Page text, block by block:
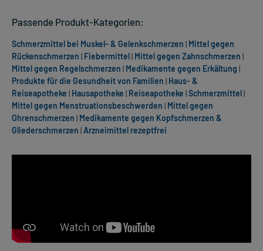
Passende Produkt-Kategorien:
Schmerzmittel bei Muskel- & Gelenkschmerzen | Mittel gegen
Rückenschmerzen | Fiebermittel| Mittel gegen Zahnschmerzen |
Mittel gegen Regelschmerzen | Medikamente gegen Erkältung |
Produkte für die Gesundheit von Familien | Haus- &
Reiseapotheke | Hausapotheke | Reiseapotheke |Schmerzmittel|
Mittel gegen Menstruationsbeschwerden | Mittel gegen
Ohrenschmerzen | Medikamente gegen Kopfschmerzen &
Gliederschmerzen |Arzneimittel rezeptfrei